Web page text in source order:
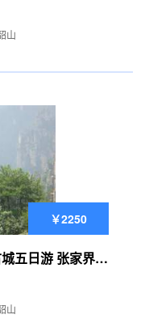
山
￥2250
五日游 张家界旅
山